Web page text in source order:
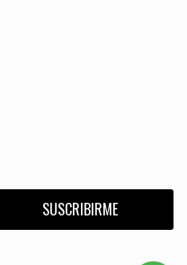
SUSCRIBIRME